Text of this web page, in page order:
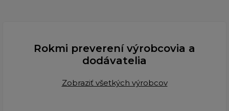
Rokmi preverení výrobcovia a
dodávatelia
Zobraziť všetkých výrobcov